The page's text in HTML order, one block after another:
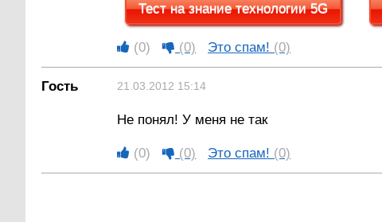
Тест на знание технологии 5G
(0) (0) Это спам! (0)
Гость 21.03.2012 15:14
Не понял! У меня не так
(0) (0) Это спам! (0)